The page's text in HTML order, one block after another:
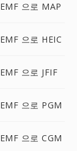
EMF 으로 MAP
EMF 으로 HEIC
EMF 으로 JFIF
EMF 으로 PGM
EMF 으로 CGM